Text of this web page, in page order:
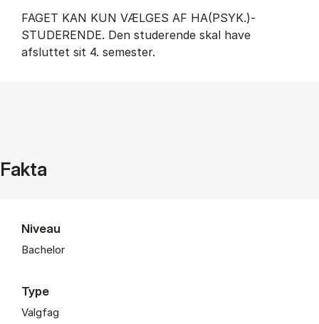
FAGET KAN KUN VÆLGES AF HA(PSYK.)-
STUDERENDE. Den studerende skal have
afsluttet sit 4. semester.
Fakta
Niveau
Bachelor
Type
Valgfag